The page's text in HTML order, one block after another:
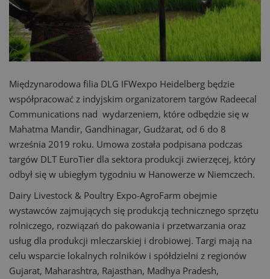
Międzynarodowa filia DLG IFWexpo Heidelberg będzie
współpracować z indyjskim organizatorem targów Radeecal
Communications nad wydarzeniem, które odbędzie się w
Mahatma Mandir, Gandhinagar, Gudżarat, od 6 do 8
września 2019 roku. Umowa została podpisana podczas
targów DLT EuroTier dla sektora produkcji zwierzęcej, który
odbył się w ubiegłym tygodniu w Hanowerze w Niemczech.
Dairy Livestock & Poultry Expo-AgroFarm obejmie
wystawców zajmujących się produkcją technicznego sprzętu
rolniczego, rozwiązań do pakowania i przetwarzania oraz
usług dla produkcji mleczarskiej i drobiowej. Targi mają na
celu wsparcie lokalnych rolników i spółdzielni z regionów
Gujarat, Maharashtra, Rajasthan, Madhya Pradesh,